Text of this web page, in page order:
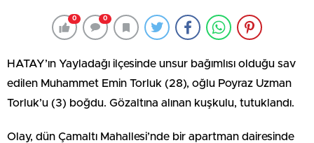
0 0
HATAY’ın Yayladağı ilçesinde unsur bağımlısı olduğu sav
edilen Muhammet Emin Torluk (28), oğlu Poyraz Uzman
Torluk’u (3) boğdu. Gözaltına alınan kuşkulu, tutuklandı.
Olay, dün Çamaltı Mahallesi’nde bir apartman dairesinde